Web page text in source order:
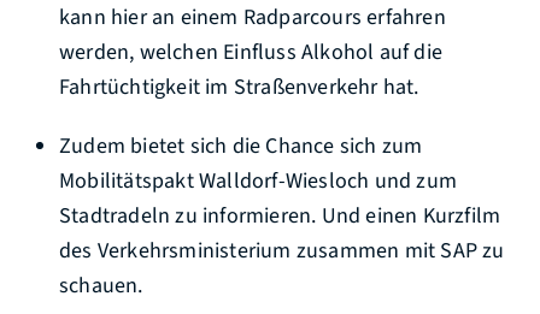
kann hier an einem Radparcours erfahren
werden, welchen Einfluss Alkohol auf die
Fahrtüchtigkeit im Straßenverkehr hat.
Zudem bietet sich die Chance sich zum
Mobilitätspakt Walldorf-Wiesloch und zum
Stadtradeln zu informieren. Und einen Kurzfilm
des Verkehrsministerium zusammen mit SAP zu
schauen.